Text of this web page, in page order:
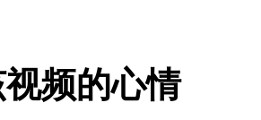
式回顾频的心情